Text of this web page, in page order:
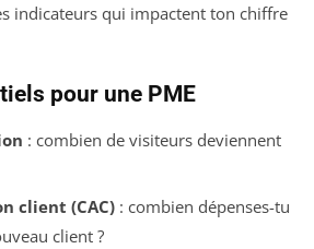
indicateurs qui impactent ton chiffre
pour une PME
: combien de visiteurs deviennent
client (CAC): combien dépenses-tu
client ?